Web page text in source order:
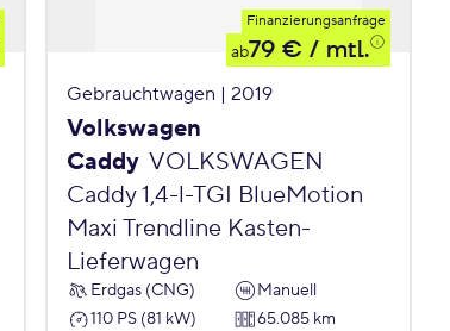
Finanzierungsanfrage
ab79 € / mtl.
Gebrauchtwagen | 2019
Volkswagen
Caddy VOLKSWAGEN
Caddy 1,4-l-TGI BlueMotion
Maxi Trendline Kasten-
Lieferwagen
Erdgas (CNG)
Manuell
110 PS (81 kW)
65.085 km